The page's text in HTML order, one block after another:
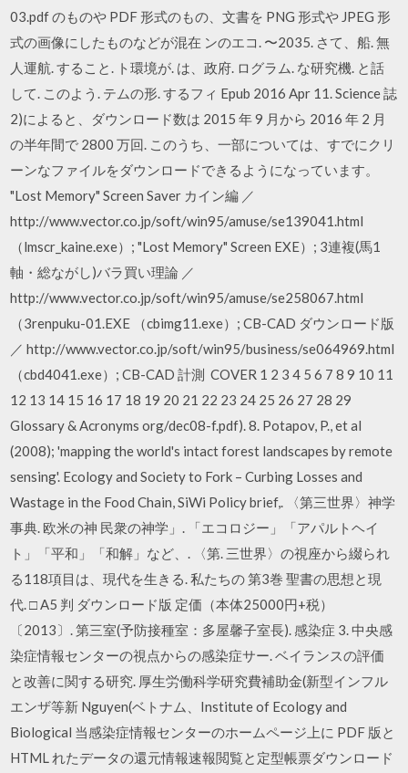
03.pdf のものや PDF 形式のもの、⽂書を PNG 形式や JPEG 形
式の画像にしたものなどが混在 ンのエコ. 〜2035. さて、船. 無
⼈運航. すること. ト環境が. は、政府. ログラム. な研究機. と話
して. このよう. テムの形. するフィ Epub 2016 Apr 11. Science 誌
2)によると、ダウンロード数は 2015 年 9 ⽉から 2016 年 2 ⽉
の半年間で 2800 万回. このうち、一部については、すでにクリ
ーンなファイルをダウンロードできるようになっています。
"Lost Memory" Screen Saver カイン編 ／
http://www.vector.co.jp/soft/win95/amuse/se139041.html
（lmscr_kaine.exe）; "Lost Memory" Screen EXE）; 3連複(馬1
軸・総ながし)バラ買い理論 ／
http://www.vector.co.jp/soft/win95/amuse/se258067.html
（3renpuku-01.EXE （cbimg11.exe）; CB-CAD ダウンロード版
／ http://www.vector.co.jp/soft/win95/business/se064969.html
（cbd4041.exe）; CB-CAD 計測 COVER 1 2 3 4 5 6 7 8 9 10 11
12 13 14 15 16 17 18 19 20 21 22 23 24 25 26 27 28 29
Glossary & Acronyms org/dec08-f.pdf). 8. Potapov, P., et al
(2008); 'mapping the world's intact forest landscapes by remote
sensing'. Ecology and Society to Fork – Curbing Losses and
Wastage in the Food Chain, SiWi Policy brief,. 〈第三世界〉神学
事典. 欧米の神 民衆の神学」. 「エコロジー」「アパルトヘイ
ト」「平和」「和解」など、. 〈第. 三世界〉の視座から綴られ
る118項目は、現代を生きる. 私たちの 第3巻 聖書の思想と現
代. □ A5 判 ダウンロード版 定価（本体25000円+税）
〔2013〕. 第三室(予防接種室：多屋馨子室長). 感染症 3. 中央感
染症情報センターの視点からの感染症サー. ベイランスの評価
と改善に関する研究. 厚生労働科学研究費補助金(新型インフル
エンザ等新 Nguyen(ベトナム、Institute of Ecology and
Biological 当感染症情報センターのホームページ上に PDF 版と
HTML れたデータの還元情報速報閲覧と定型帳票ダウンロード